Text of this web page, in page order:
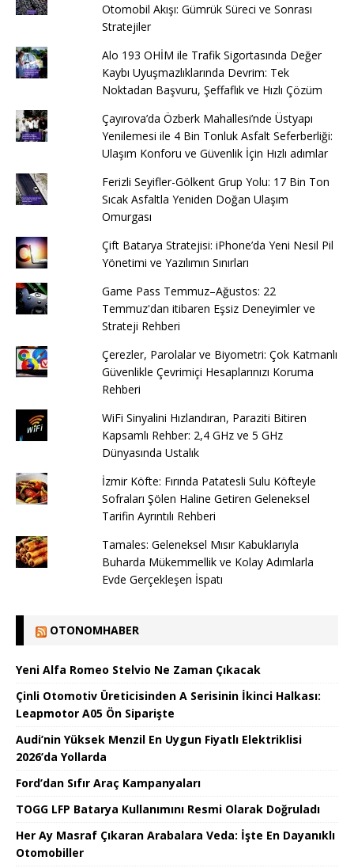
Otomobil Akışı: Gümrük Süreci ve Sonrası
Stratejiler
Alo 193 OHİM ile Trafik Sigortasında Değer
Kaybı Uyuşmazlıklarında Devrim: Tek
Noktadan Başvuru, Şeffaflık ve Hızlı Çözüm
Çayırova’da Özberk Mahallesi’nde Üstyapı
Yenilemesi ile 4 Bin Tonluk Asfalt Seferberliği:
Ulaşım Konforu ve Güvenlik İçin Hızlı adımlar
Ferizli Seyifler-Gölkent Grup Yolu: 17 Bin Ton
Sıcak Asfaltla Yeniden Doğan Ulaşım
Omurgası
Çift Batarya Stratejisi: iPhone’da Yeni Nesil Pil
Yönetimi ve Yazılımın Sınırları
Game Pass Temmuz–Ağustos: 22
Temmuz'dan itibaren Eşsiz Deneyimler ve
Strateji Rehberi
Çerezler, Parolalar ve Biyometri: Çok Katmanlı
Güvenlikle Çevrimiçi Hesaplarınızı Koruma
Rehberi
WiFi Sinyalini Hızlandıran, Paraziti Bitiren
Kapsamlı Rehber: 2,4 GHz ve 5 GHz
Dünyasında Ustalık
İzmir Köfte: Fırında Patatesli Sulu Köfteyle
Sofraları Şölen Haline Getiren Geleneksel
Tarifin Ayrıntılı Rehberi
Tamales: Geleneksel Mısır Kabuklarıyla
Buharda Mükemmellik ve Kolay Adımlarla
Evde Gerçekleşen İspatı
OTONOMHABER
Yeni Alfa Romeo Stelvio Ne Zaman Çıkacak
Çinli Otomotiv Üreticisinden A Serisinin İkinci Halkası:
Leapmotor A05 Ön Siparişte
Audi’nin Yüksek Menzil En Uygun Fiyatlı Elektriklisi
2026’da Yollarda
Ford’dan Sıfır Araç Kampanyaları
TOGG LFP Batarya Kullanımını Resmi Olarak Doğruladı
Her Ay Masraf Çıkaran Arabalara Veda: İşte En Dayanıklı
Otomobiller